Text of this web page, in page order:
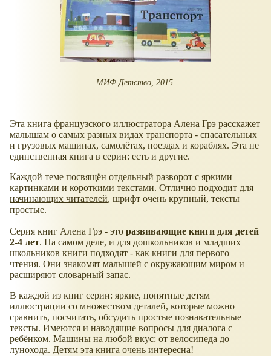
МИФ Детство, 2015.
Эта книга французского иллюстратора Алена Грэ расскажет
малышам о самых разных видах транспорта - спасательных
и грузовых машинах, самолётах, поездах и кораблях. Эта не
единственная книга в серии: есть и другие.
Каждой теме посвящён отдельный разворот с яркими
картинками и короткими текстами. Отлично подходит для
начинающих читателей, шрифт очень крупный, тексты
простые.
Серия книг Алена Грэ - это развивающие книги для детей
2-4 лет. На самом деле, и для дошкольников и младших
школьников книги подходят - как книги для первого
чтения. Они знакомят малышей с окружающим миром и
расширяют словарный запас.
В каждой из книг серии: яркие, понятные детям
иллюстрации со множеством деталей, которые можно
сравнить, посчитать, обсудить простые познавательные
тексты. Имеются и наводящие вопросы для диалога с
ребёнком. Машины на любой вкус: от велосипеда до
лунохода. Детям эта книга очень интересна!